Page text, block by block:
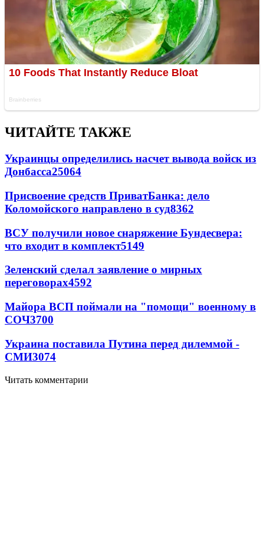
ЧИТАЙТЕ ТАКЖЕ
Украинцы определились насчет вывода войск из
Донбасса25064
Присвоение средств ПриватБанка: дело
Коломойского направлено в суд8362
ВСУ получили новое снаряжение Бундесвера:
что входит в комплект5149
Зеленский сделал заявление о мирных
переговорах4592
Майора ВСП поймали на "помощи" военному в
СОЧ3700
Украина поставила Путина перед дилеммой -
СМИ3074
Читать комментарии